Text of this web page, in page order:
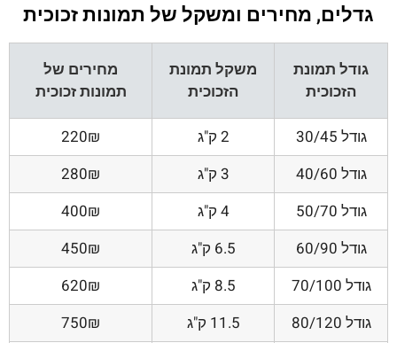
גדלים, מחירים ומשקל של תמונות זכוכית
גודל תמונת
הזכוכית
משקל תמונת
הזכוכית
מחירים של
תמונות זכוכית
גודל 30/45 2 ק"ג
220₪
גודל 40/60
3 ק"ג
280₪
גודל 50/70
4 ק"ג
400₪
גודל 60/90
6.5 ק"ג
450₪
גודל 70/100
8.5 ק"ג
620₪
גודל 80/120
11.5 ק"ג
750₪